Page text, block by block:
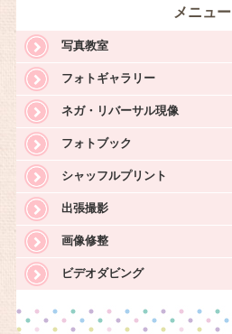
メニュー
写真教室
フォトギャラリー
ネガ・リバーサル現像
フォトブック
シャッフルプリント
出張撮影
画像修整
ビデオダビング